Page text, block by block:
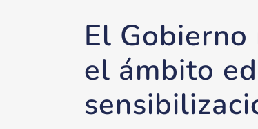
El
el ámbito